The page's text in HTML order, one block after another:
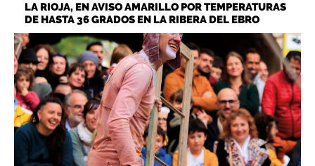
LA RIOJA, EN AVISO AMARILLO POR TEMPERATURAS
DE HASTA 36 GRADOS EN LA RIBERA DEL EBRO